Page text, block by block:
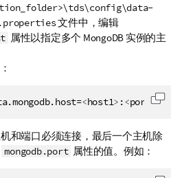
文件中，编辑
属性以指定多个 MongoDB 实例的主
<host1> :<port1>,
复制代
机和端口必须连接，最后一个主机除
mongodb.port 属性的值。例如：